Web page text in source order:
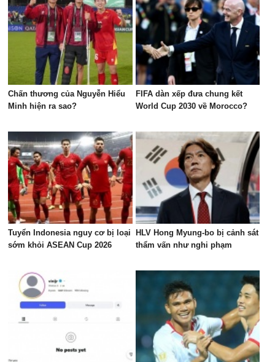
Chấn thương của Nguyễn Hiểu
Minh hiện ra sao?
FIFA dàn xếp đưa chung kết
World Cup 2030 về Morocco?
Tuyển Indonesia nguy cơ bị loại
sớm khỏi ASEAN Cup 2026
HLV Hong Myung-bo bị cảnh sát
thẩm vấn như nghi phạm